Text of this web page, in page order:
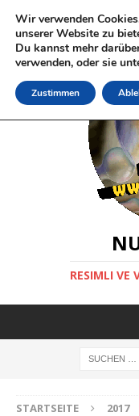
RESIMLI VE
STARTSEITE 2017
Wir verwenden
unserer Website zu
Du kannst mehr
verwenden, oder sie
Zustimmen